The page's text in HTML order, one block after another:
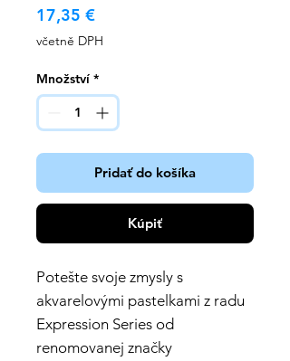
17,35 €Cena
včetně DPH
Množství *
Pridať do košíka
Kúpiť
Potešte svoje zmysly s
akvarelovými pastelkami z radu
Expression Series od
renomovanej značky